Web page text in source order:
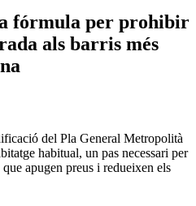
fórmula per prohibir
als barris més
del Pla General Metropolità
habitual, un pas necessari per
apugen preus i redueixen els